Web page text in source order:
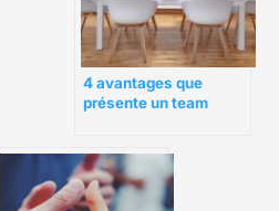
4 avantages que
présente un team